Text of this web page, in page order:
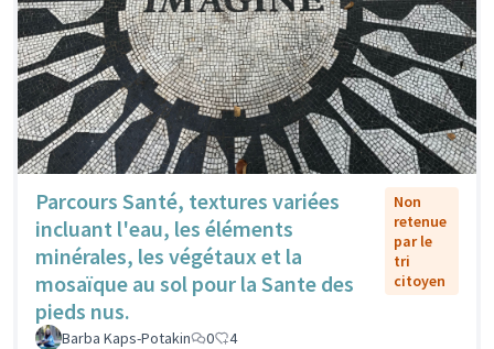
Parcours Santé, textures variées
incluant l'eau, les éléments
minérales, les végétaux et la
mosaïque au sol pour la Sante des
pieds nus.
Non
retenue
par le
tri
citoyen
Barba Kaps-Potakin 0 4